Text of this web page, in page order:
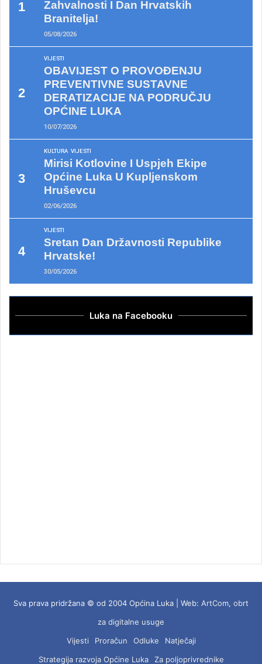
Zahvalnosti I Dan Hrvatskih
Branitelja!
05/08/2026
VIJESTI
OBAVIJEST O PROVOĐENJU
PREVENTIVNE SUSTAVNE
DERATIZACIJE NA PODRUČJU
OPĆINE LUKA
10/07/2026
KULTURA VIJESTI
Mirisi Kotlovine I Uspjeh Ekipe
Općine Luka U Kupljenskom
Hruševcu
02/06/2026
VIJESTI
Sretan Dan Državnosti Republike
Hrvatske!
30/05/2026
Luka na Facebooku
Sva prava pridržana © od 2004 Općina Luka | Web: ArtCom, obrt
za digitalne usuge
Vijesti
Proračun Odluke
Natječaji
Strategija razvoja Općine Luka
Za poljoprivrednike